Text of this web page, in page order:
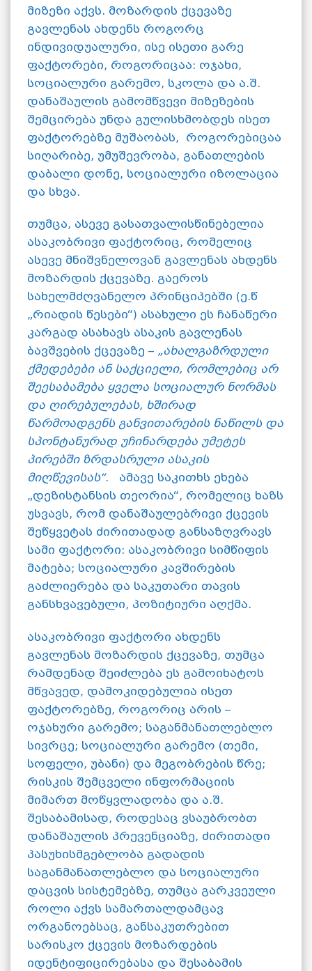
მიზეზი აქვს. მოზარდის ქცევაზე
გავლენას ახდენს როგორც
ინდივიდუალური, ისე ისეთი გარე
ფაქტორები, როგორიცაა: ოჯახი,
სოციალური გარემო, სკოლა და ა.შ.
დანაშაულის გამომწვევი მიზეზების
შემცირება უნდა გულისხმობდეს ისეთ
ფაქტორებზე მუშაობას, როგორებიცაა
სიღარიბე, უმუშევრობა, განათლების
დაბალი დონე, სოციალური იზოლაცია
და სხვა.
თუმცა, ასევე გასათვალისწინებელია
ასაკობრივი ფაქტორიც, რომელიც
ასევე მნიშვნელოვან გავლენას ახდენს
მოზარდის ქცევაზე. გაეროს
სახელმძღვანელო პრინციპებში (ე.წ
„რიადის წესები“) ასახული ეს ჩანაწერი
კარგად ასახავს ასაკის გავლენას
ბავშვების ქცევაზე – „ახალგაზრდული
ქმედებები ან საქციელი, რომლებიც არ
შეესაბამება ყველა სოციალურ ნორმას
და ღირებულებას, ხშირად
წარმოადგენს განვითარების ნაწილს და
სპონტანურად უჩინარდება უმეტეს
პირებში ზრდასრული ასაკის
მიღწევისას“. ამავე საკითხს ეხება
„დეზისტანსის თეორია“, რომელიც ხაზს
უსვავს, რომ დანაშაულებრივი ქცევის
შეწყვეტას ძირითადად განსაზღვრავს
სამი ფაქტორი: ასაკობრივი სიმწიფის
მატება; სოციალური კავშირების
გაძლიერება და საკუთარი თავის
განსხვავებული, პოზიტიური აღქმა.
ასაკობრივი ფაქტორი ახდენს
გავლენას მოზარდის ქცევაზე, თუმცა
რამდენად შეიძლება ეს გამოიხატოს
მწვავედ, დამოკიდებულია ისეთ
ფაქტორებზე, როგორიც არის –
ოჯახური გარემო; საგანმანათლებლო
სივრცე; სოციალური გარემო (თემი,
სოფელი, უბანი) და მეგობრების წრე;
რისკის შემცველი ინფორმაციის
მიმართ მოწყვლადობა და ა.შ.
შესაბამისად, როდესაც ვსაუბრობთ
დანაშაულის პრევენციაზე, ძირითადი
პასუხისმგებლობა გადადის
საგანმანათლებლო და სოციალური
დაცვის სისტემებზე, თუმცა გარკვეული
როლი აქვს სამართალდამცავ
ორგანოებსაც, განსაკუთრებით
სარისკო ქცევის მოზარდების
იდენტიფიცირებასა და შესაბამის